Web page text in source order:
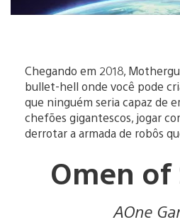
Chegando em 2018,
bullet-hell onde você pode
que ninguém seria capaz de
chefões gigantescos, jogar
derrotar a armada de robôs
Omen
AOne